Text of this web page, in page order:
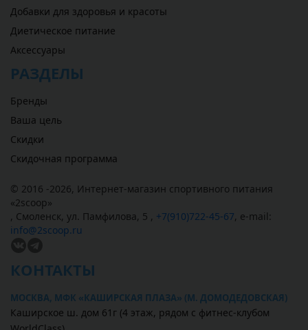
Добавки для здоровья и красоты
Диетическое питание
Аксессуары
РАЗДЕЛЫ
Бренды
Ваша цель
Скидки
Скидочная программа
© 2016 -2026, Интернет-магазин спортивного питания
«2scoop»
, Смоленск, ул. Памфилова, 5 , +7(910)722-45-67, e-mail:
info@2scoop.ru
КОНТАКТЫ
МОСКВА, МФК «КАШИРСКАЯ ПЛАЗА» (М. ДОМОДЕДОВСКАЯ)
Каширское ш. дом 61г (4 этаж, рядом с фитнес-клубом